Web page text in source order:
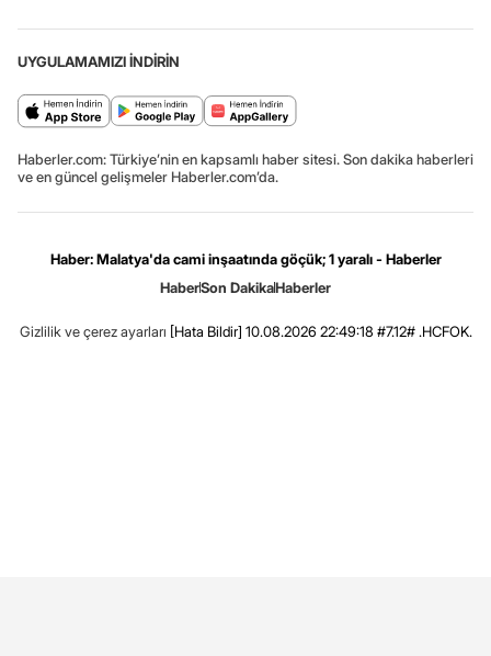
UYGULAMAMIZI İNDİRİN
Haberler.com: Türkiye’nin en kapsamlı haber sitesi. Son dakika haberleri
ve en güncel gelişmeler Haberler.com’da.
Haber: Malatya'da cami inşaatında göçük; 1 yaralı - Haberler
HaberSon DakikaHaberler
Gizlilik ve çerez ayarları [Hata Bildir] 10.08.2026 22:49:18 #7.12# .HCFOK.